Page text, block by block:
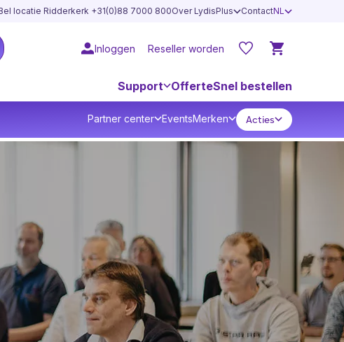
locatie Ridderkerk +31(0)88 7000 800Over LydisPlus ContactNL
Inloggen Reseller worden
Support OfferteSnel bestellen
Partner center EventsMerken Acties